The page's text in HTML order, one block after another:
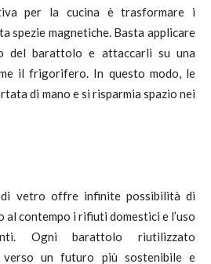
per la cucina è trasformare i
spezie magnetiche. Basta applicare
del barattolo e attaccarli su una
il frigorifero. In questo modo, le
di mano e si risparmia spazio nei
vetro offre infinite possibilità di
contempo i rifiuti domestici e l’uso
Ogni barattolo riutilizzato
verso un futuro più sostenibile e